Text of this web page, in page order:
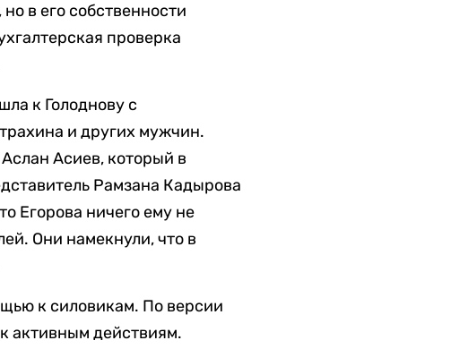
в его собственности
проверка
к Голоднову с
и других мужчин.
Асиев, который в
Рамзана Кадырова
Егорова ничего ему не
Они намекнули, что в
к силовикам. По версии
активным действиям.